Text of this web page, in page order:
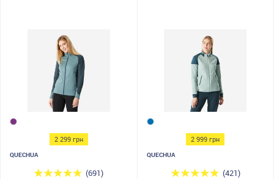
2 299 грн
QUECHUA
(691)
2 999 грн
QUECHUA
(421)